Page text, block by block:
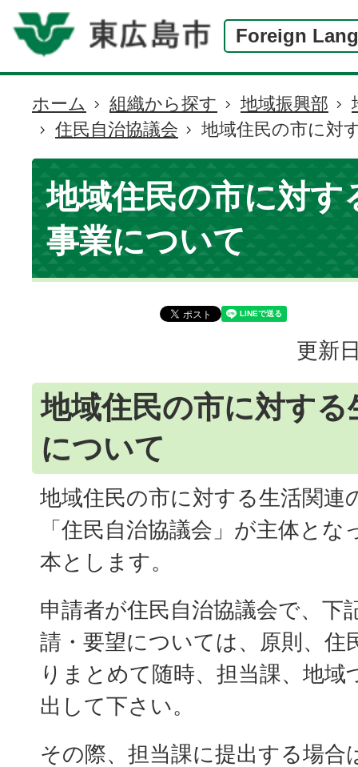
Foreign
現
在
の
位
置
ホーム 組織から探す 地域振興部
住民自治協議会
地域住民の市に対
地域住民の市に対す
事業について
更新
地域住民の市に対する
について
地域住民の市に対する生活関連
「住民自治協議会」が主体と
本とします。
申請者が住民自治協議会で、下
請・要望については、原則、住
りまとめて随時、担当課、地域
出して下さい。
その際、担当課に提出する場合